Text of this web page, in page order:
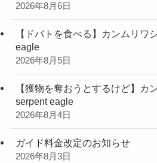
2026年8月6日
【ドバトを食べる】カンムリワ
eagle
2026年8月5日
【獲物を奪おうとするけど】カ
serpent eagle
2026年8月4日
ガイド料金改定のお知らせ
2026年8月3日